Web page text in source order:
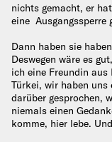
nichts gemacht, er
eine Ausgangssperre
Dann haben sie
Deswegen wäre es
ich eine Freundin
Türkei, wir haben uns
darüber gesprochen,
niemals einen
komme, hier lebe.